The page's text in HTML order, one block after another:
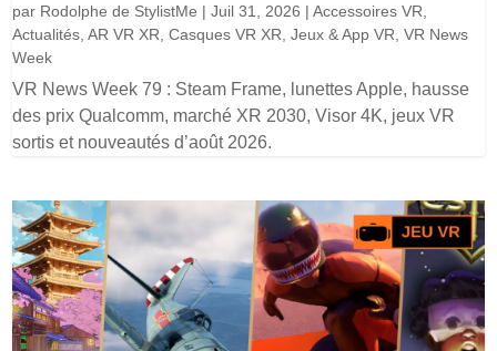
par Rodolphe de StylistMe |Juil 31, 2026 |Accessoires VR
Actualités ,AR VR XR ,Casques VR XR ,Jeux & App VR ,VR News
Week
VR News Week 79 : Steam Frame, lunettes Apple, hausse
des prix Qualcomm, marché XR 2030, Visor 4K, jeux VR
sortis et nouveautés d’août 2026.